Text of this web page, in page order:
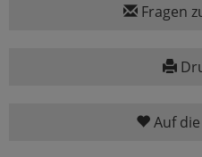
Fragen
Auf